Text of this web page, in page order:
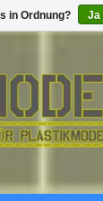
in Ordnung? Ja